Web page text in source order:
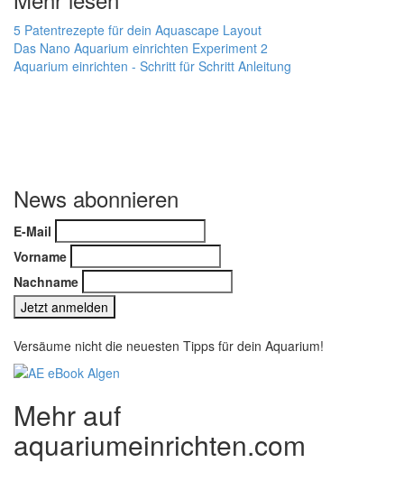
5 Patentrezepte für dein Aquascape Layout
Das Nano Aquarium einrichten Experiment 2
Aquarium einrichten - Schritt für Schritt Anleitung
News abonnieren
E-Mail
Vorname
Nachname
Versäume nicht die neuesten Tipps für dein Aquarium!
Mehr auf
aquariumeinrichten.com